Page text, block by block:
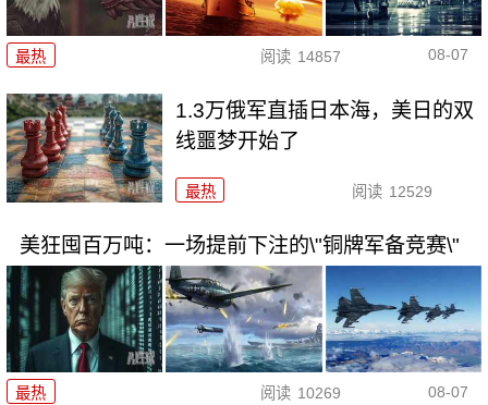
最热 阅读 14857 08-07
1.3万俄军直插日本海，美日的双
线噩梦开始了
最热 阅读 12529
美狂囤百万吨：一场提前下注的\"铜牌军备竞赛\"
最热 阅读 10269 08-07